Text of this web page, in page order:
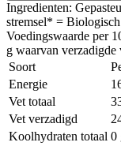
Ingredienten:
stremsel* = Biologisch
Voedingswaarde per
g waarvan
Soort
Energie
Vet totaal
Vet verzadigd
Koolhydraten totaal 0